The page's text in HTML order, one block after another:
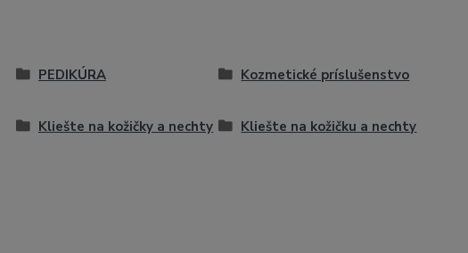
PEDIKÚRA Kozmetické príslušenstvo
Kliešte na kožičky a nechty Kliešte na kožičku a nechty